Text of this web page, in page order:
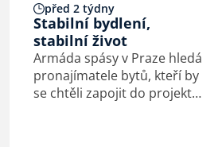
před 2 týdny
Stabilní bydlení,
stabilní život
Armáda spásy v Praze hledá
pronajímatele bytů, kteří by
se chtěli zapojit do projektu